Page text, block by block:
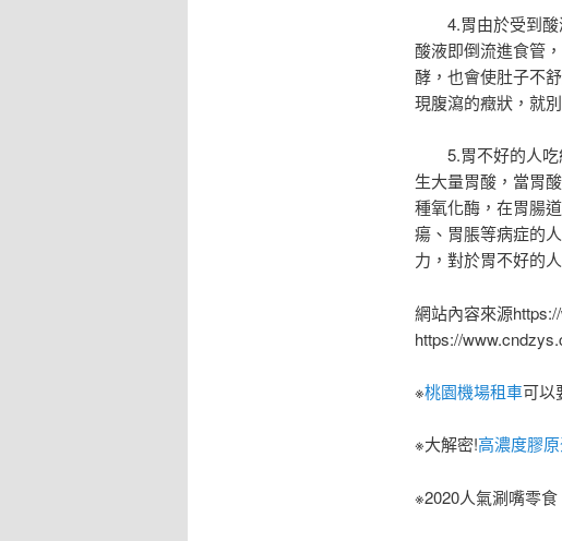
4.胃由於受到
酸液即倒流進食管
酵，也會使肚子不
現腹瀉的癥狀，就
5.胃不好的人
生大量胃酸，當胃
種氧化酶，在胃腸
瘍、胃脹等病症的
力，對於胃不好的
網站內容來源
https://
※桃園機場租車可以
※大解密!高濃度膠
※2020人氣涮嘴零食